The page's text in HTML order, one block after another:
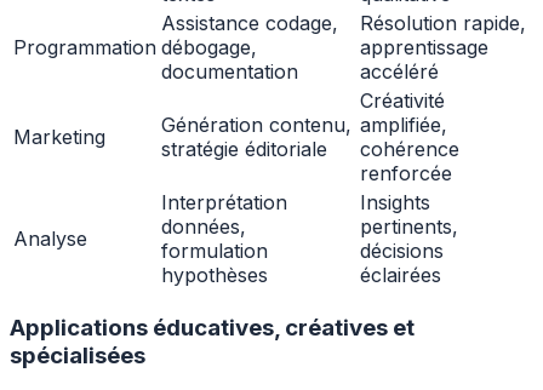
Programmation
Assistance codage,
débogage,
documentation
Résolution rapide,
apprentissage
accéléré
Marketing
Génération contenu,
stratégie éditoriale
Créativité
amplifiée,
cohérence
renforcée
Analyse
Interprétation
données,
formulation
hypothèses
Insights
pertinents,
décisions
éclairées
Applications éducatives, créatives et
spécialisées